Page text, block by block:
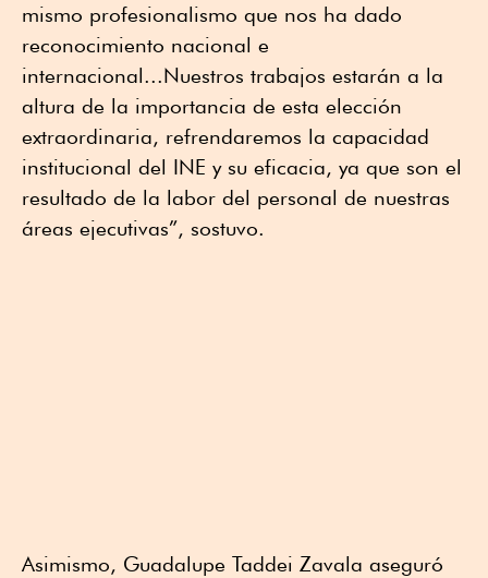
mismo profesionalismo que nos ha dado
reconocimiento nacional e
internacional...Nuestros trabajos estarán a la
altura de la importancia de esta elección
extraordinaria, refrendaremos la capacidad
institucional del INE y su eficacia, ya que son el
resultado de la labor del personal de nuestras
áreas ejecutivas”, sostuvo.
Asimismo, Guadalupe Taddei Zavala aseguró